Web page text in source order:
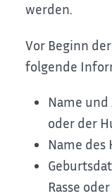
werden.
Vor Beginn
folgende
Name
oder der
Name des
Rasse